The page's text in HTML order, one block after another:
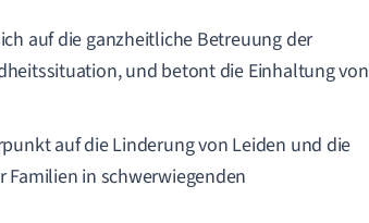
auf die ganzheitliche Betreuung der
und betont die Einhaltung von
auf die Linderung von Leiden und die
in schwerwiegenden